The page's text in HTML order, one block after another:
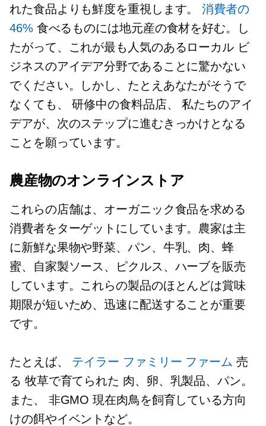
れた食品よりも鮮度を重視します。消費者の
46% 食べるものには地元産の食材を好む。し
たがって、これが最も人気のあるローカル ビ
ジネスのアイデア分野であることに驚かない
でください。しかし、たとえあなたがそうで
なくても、研修中の食料品店、
私たちのアイ
デアが、次のステップに進むきっかけとなる
ことを願っています。
農産物のオンラインストア
これらの店舗は、オーガニック食品を求める
消費者をターゲットにしています。農家は主
に新鮮な果物や野菜、パン、牛乳、肉、蜂
蜜、自家製ソース、ピクルス、ハーブを販売
しています。これらの製品のほとんどは賞味
期限が短いため、迅速に配送することが重要
です。
たとえば、 テイラー ファミリー ファーム 売
る 牧草で育てられた 肉、卵、乳製品、パン。
また、 非GMO 現在肉鳥を飼育している方向
けの餌やイベントなど。